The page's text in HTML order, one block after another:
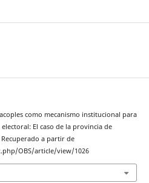
como mecanismo institucional para
El caso de la provincia de
Recuperado a partir de
OBS/article/view/1026